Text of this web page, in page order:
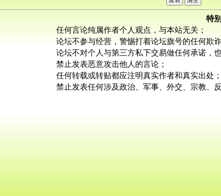
特
任何言论纯属作者个人观点，与本站无关；
论坛不参与经营，警惕打着论坛旗号的任何欺
论坛不对个人与第三方私下交易做任何承诺，
禁止发表恶意攻击他人的言论；
任何转载或转贴都应注明真实作者和真实出处
禁止发表任何涉及政治、军事、外交、宗教、